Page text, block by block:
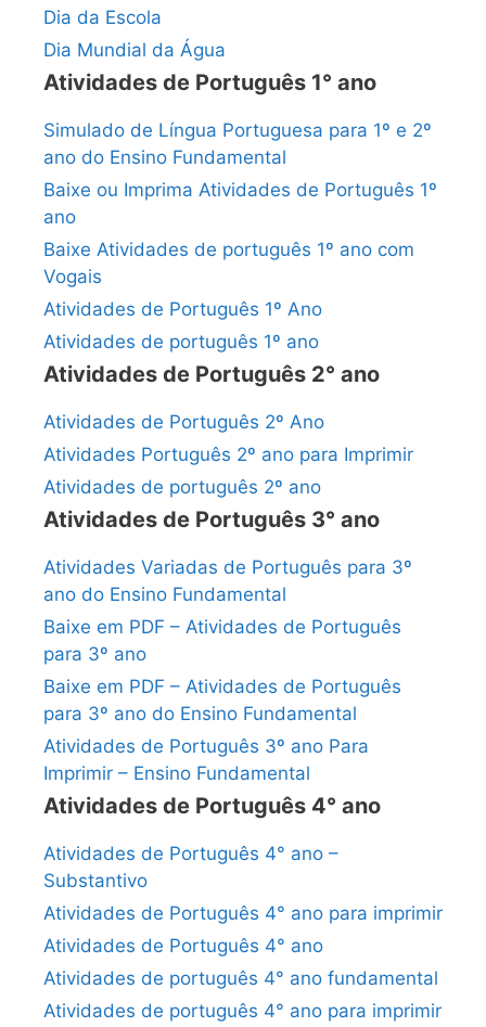
Dia da Escola
Dia Mundial da Água
Atividades de Português 1° ano
Simulado de Língua Portuguesa para 1º e 2º
ano do Ensino Fundamental
Baixe ou Imprima Atividades de Português 1º
ano
Baixe Atividades de português 1º ano com
Vogais
Atividades de Português 1º Ano
Atividades de português 1º ano
Atividades de Português 2° ano
Atividades de Português 2º Ano
Atividades Português 2º ano para Imprimir
Atividades de português 2º ano
Atividades de Português 3° ano
Atividades Variadas de Português para 3º
ano do Ensino Fundamental
Baixe em PDF – Atividades de Português
para 3º ano
Baixe em PDF – Atividades de Português
para 3º ano do Ensino Fundamental
Atividades de Português 3º ano Para
Imprimir – Ensino Fundamental
Atividades de Português 4° ano
Atividades de Português 4° ano –
Substantivo
Atividades de Português 4° ano para imprimir
Atividades de Português 4° ano
Atividades de português 4° ano fundamental
Atividades de português 4° ano para imprimir